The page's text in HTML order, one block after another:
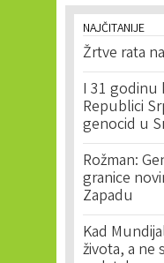
NAJČITANIJE
Žrtve rata
I 31 godinu
Republici
genocid u
Rožman:
granice
Zapadu
Kad
života, a ne